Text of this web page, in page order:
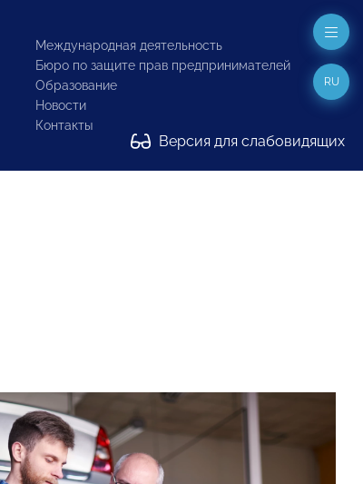
Международная деятельность
Бюро по защите прав предпринимателей
Образование
Новости
Контакты
Версия для слабовидящих
RU